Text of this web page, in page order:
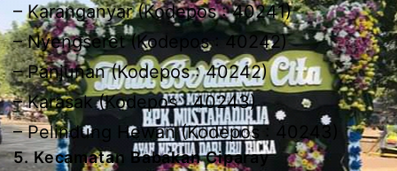
– Karanganyar (Kodepos : 40241)
– Nyengseret (Kodepos : 40242)
– Panjunan (Kodepos : 40242)
– Karasak (Kodepos : 40243)
– Pelindung Hewan (Kodepos : 40243)
5. Kecamatan Babakan Ciparay